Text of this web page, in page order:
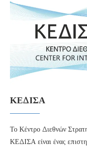
ΚΕΔΙΣΑ
Το Κέντρο Διεθνών
ΚΕΔΙΣΑ είναι ένας